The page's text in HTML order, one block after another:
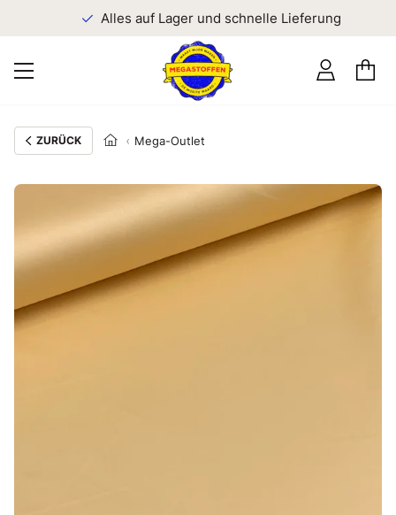
Alles auf Lager und schnelle Lieferung
ZURÜCK Mega-Outlet